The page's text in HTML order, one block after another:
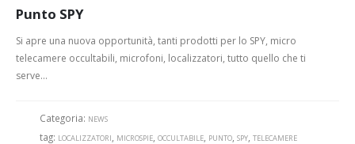
Punto SPY
Si apre una nuova opportunità, tanti prodotti per lo SPY, micro
telecamere occultabili, microfoni, localizzatori, tutto quello che ti
serve...
Categoria: NEWS
tag: LOCALIZZATORI MICROSPIE OCCULTABILE PUNTO SPY TELECAMERE